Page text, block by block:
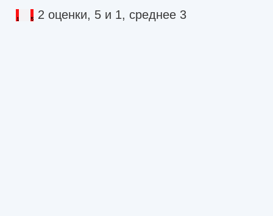
2 оценки, 5 и 1, среднее 3